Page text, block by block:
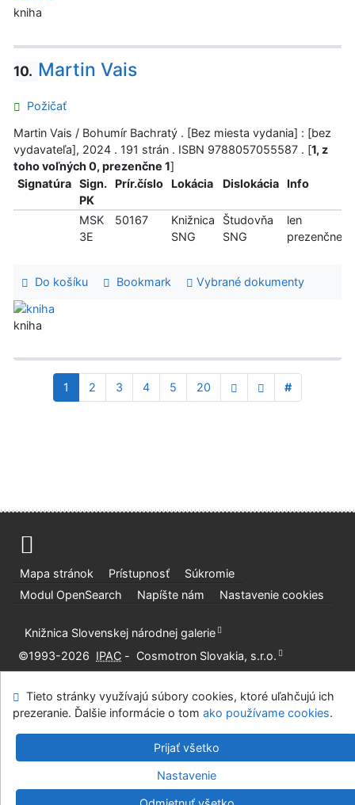
kniha
10. Martin Vais
Požičať
Martin Vais / Bohumír Bachratý . [Bez miesta vydania] : [bez
vydavateľa], 2024 . 191 strán . ISBN 9788057055587 . [1, z
toho voľných 0, prezenčne 1]
Signatúra
Sign.
PK
Prír.číslo Lokácia Dislokácia Info
MSK
3E
50167
Knižnica
SNG
Študovňa
SNG
len
prezenčne
Do košíku Bookmark Vybrané dokumenty
kniha
1 2 3 4 5 20 #
Mapa stránok Prístupnosť
Súkromie
Modul OpenSearch
Napíšte nám Nastavenie cookies
Knižnica Slovenskej národnej galerie
©1993-2026 IPAC - Cosmotron Slovakia, s.r.o.
Tieto stránky využívajú súbory cookies, ktoré uľahčujú ich
prezeranie. Ďalšie informácie o tom ako používame cookies.
Prijať všetko
Nastavenie